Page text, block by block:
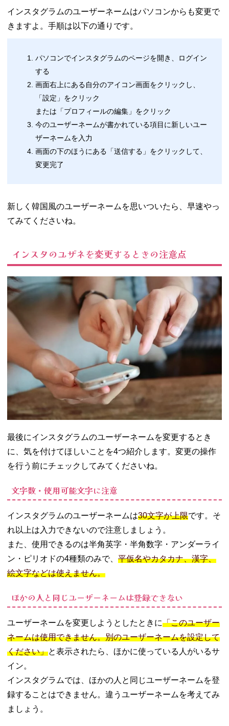
インスタグラムのユーザーネームはパソコンからも変更で
きますよ。手順は以下の通りです。
パソコンでインスタグラムのページを開き、ログイン
する
画面右上にある自分のアイコン画面をクリックし、
「設定」をクリック
または「プロフィールの編集」をクリック
今のユーザーネームが書かれている項目に新しいユー
ザーネームを入力
画面の下のほうにある「送信する」をクリックして、
変更完了
新しく韓国風のユーザーネームを思いついたら、早速やっ
てみてくださいね。
インスタのユザネを変更するときの注意点
最後にインスタグラムのユーザーネームを変更するとき
に、気を付けてほしいことを4つ紹介します。変更の操作
を行う前にチェックしてみてくださいね。
文字数・使用可能文字に注意
インスタグラムのユーザーネームは30文字が上限です。そ
れ以上は入力できないので注意しましょう。
また、使用できるのは半角英字・半角数字・アンダーライ
ン・ピリオドの4種類のみで、 平仮名やカタカナ、漢字、
絵文字などは使えません。
ほかの人と同じユーザーネームは登録できない
ユーザーネームを変更しようとしたときに「このユーザー
ネームは使用できません。別のユーザーネームを設定して
ください」と表示されたら、ほかに使っている人がいるサ
イン。
インスタグラムでは、ほかの人と同じユーザーネームを登
録することはできません。違うユーザーネームを考えてみ
ましょう。